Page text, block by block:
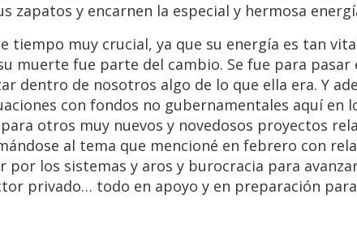
zapatos y encarnen la especial y hermosa
tiempo muy crucial, ya que su energía es tan
muerte fue parte del cambio. Se fue para pasar
dentro de nosotros algo de lo que ella era. Y
con fondos no gubernamentales aquí en
otros muy nuevos y novedosos proyectos
al tema que mencioné en febrero con
por los sistemas y aros y burocracia para
privado… todo en apoyo y en preparación